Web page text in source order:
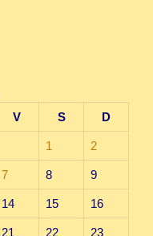
V S D
1 2
7 8 9
14 15 16
21 22 23